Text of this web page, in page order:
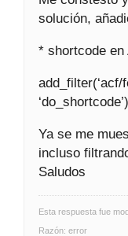
solución,
* shortcode en
add_filter(‘acf/
Ya se me
incluso
Saludos
Esta respuesta fue
Razón: error